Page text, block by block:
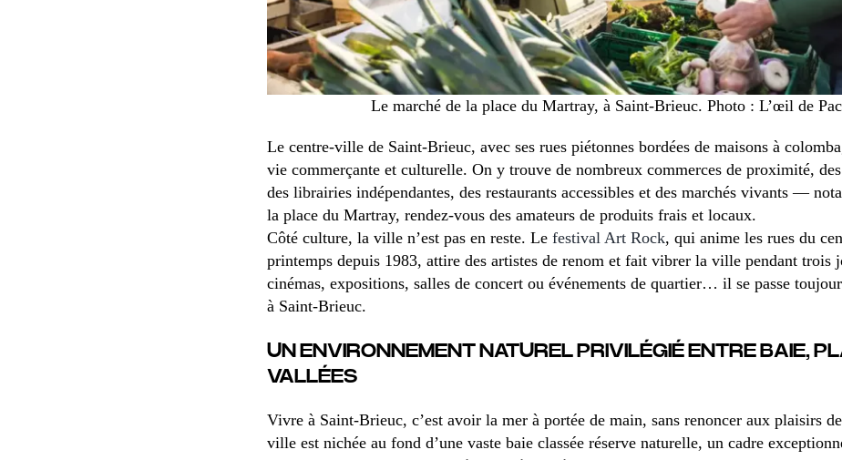
Le marché de la place du Martray, à Saint-Brieuc. Photo : L’œil de
Le centre-ville de Saint-Brieuc, avec ses rues piétonnes bordées de maisons à
vie commerçante et culturelle. On y trouve de nombreux commerces de proximité,
des librairies indépendantes, des restaurants accessibles et des marchés vivants —
la place du Martray, rendez-vous des amateurs de produits frais et locaux.
Côté culture, la ville n’est pas en reste. Le festival Art Rock, qui anime les rues du
printemps depuis 1983, attire des artistes de renom et fait vibrer la ville pendant trois
cinémas, expositions, salles de concert ou événements de quartier… il se passe
à Saint-Brieuc.
UN ENVIRONNEMENT NATUREL PRIVILÉGIÉ ENTRE BAIE,
VALLÉES
Vivre à Saint-Brieuc, c’est avoir la mer à portée de main, sans renoncer aux plaisirs
ville est nichée au fond d’une vaste baie classée réserve naturelle, un cadre